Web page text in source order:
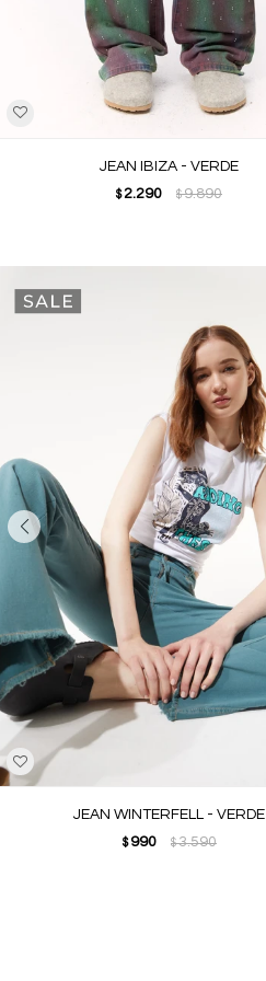
JEAN IBIZA - VERDE
$2.290 $9.890
JEAN WINTERFELL - VERDE
$ 990 $3.590